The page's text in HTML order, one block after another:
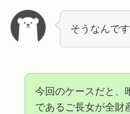
そうなんです
今回のケースだと、
であるご長女が全財